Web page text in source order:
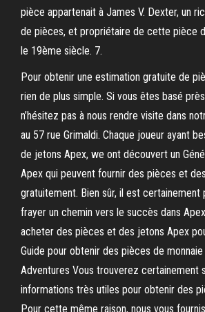
pièce appartenait à James V. Dexter, un
de pièces, et propriétaire de cette pièce
le 19ème siècle. 7.
Pour obtenir une estimation gratuite de
rien de plus simple. Si vous êtes basé
n’hésitez pas à nous rendre visite dans
au 57 rue Grimaldi. Chaque joueur ayant
de jetons Apex, we ont découvert un
Apex qui peuvent fournir des pièces et
gratuitement. Bien sûr, il est certainement
frayer un chemin vers le succès dans
acheter des pièces et des jetons Apex
Guide pour obtenir des pièces de
Adventures Vous trouverez certainement
informations très utiles pour obtenir des
Pour cette même raison, nous vous